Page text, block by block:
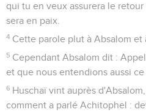
qui tu en veux assurera le
sera en paix.
4 Cette parole plut à Absalom et
5 Cependant Absalom dit :
et que nous entendions aussi ce
6 Huschaï vint auprès
comment a parlé Achitophel :